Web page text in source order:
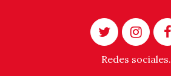
Redes sociales.